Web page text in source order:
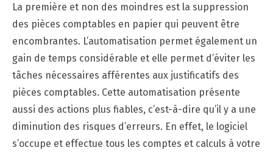
La première et non des moindres est la suppression
des pièces comptables en papier qui peuvent être
encombrantes. L’automatisation permet également un
gain de temps considérable et elle permet d’éviter les
tâches nécessaires afférentes aux justificatifs des
pièces comptables. Cette automatisation présente
aussi des actions plus fiables, c’est-à-dire qu’il y a une
diminution des risques d’erreurs. En effet, le logiciel
s’occupe et effectue tous les comptes et calculs à votre